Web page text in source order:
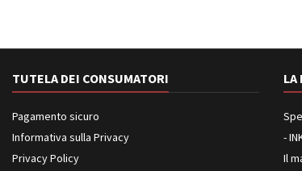
TUTELA DEI CONSUMATORI
Pagamento sicuro
Informativa sulla Privacy
Privacy Policy
LA
-
Il